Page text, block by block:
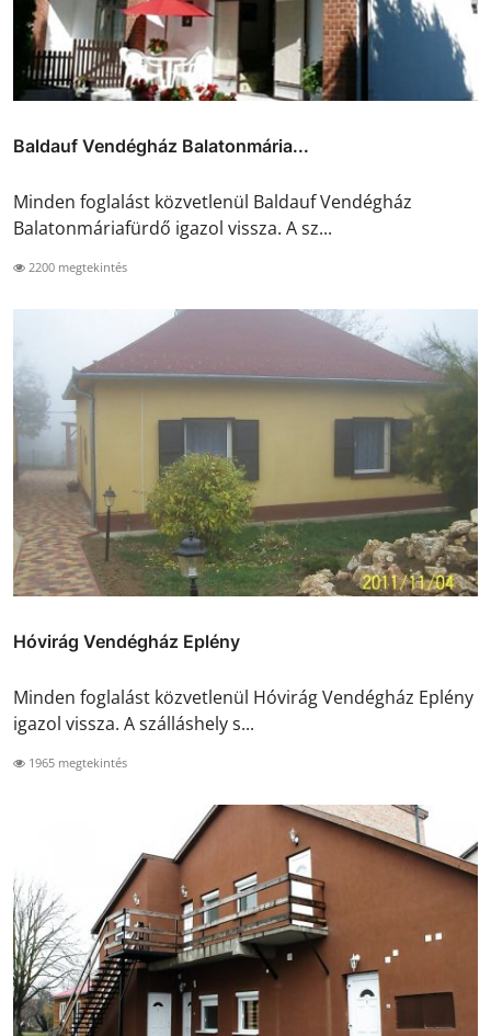
Baldauf Vendégház Balatonmária...
Minden foglalást közvetlenül Baldauf Vendégház
Balatonmáriafürdő igazol vissza. A sz...
2200 megtekintés
Hóvirág Vendégház Eplény
Minden foglalást közvetlenül Hóvirág Vendégház Eplény
igazol vissza. A szálláshely s...
1965 megtekintés